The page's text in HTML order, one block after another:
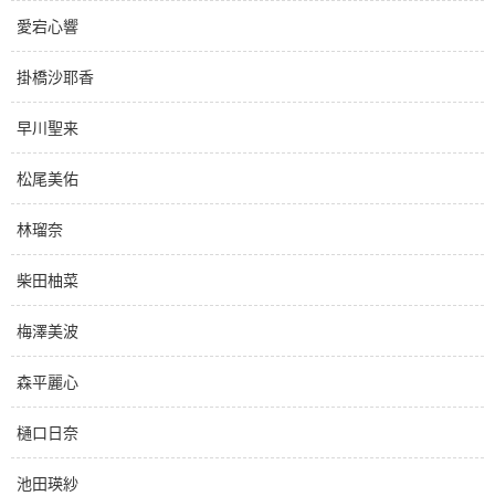
愛宕心響
掛橋沙耶香
早川聖来
松尾美佑
林瑠奈
柴田柚菜
梅澤美波
森平麗心
樋口日奈
池田瑛紗